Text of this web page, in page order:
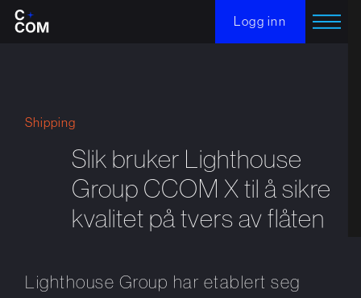
Logg inn
Shipping
Slik bruker Lighthouse
Group CCOM X til å sikre
kvalitet på tvers av flåten
Lighthouse Group har etablert seg